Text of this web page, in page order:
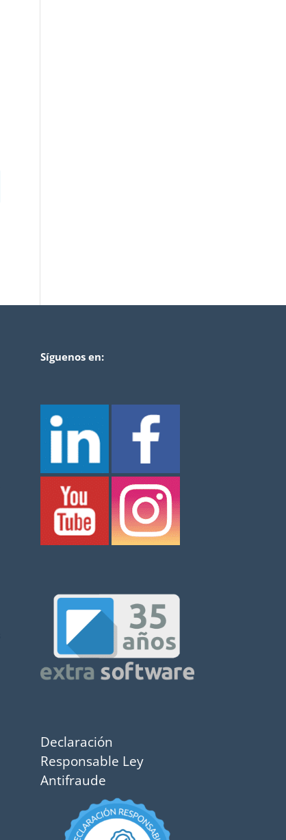
Síguenos en:
Declaración
Responsable Ley
Antifraude